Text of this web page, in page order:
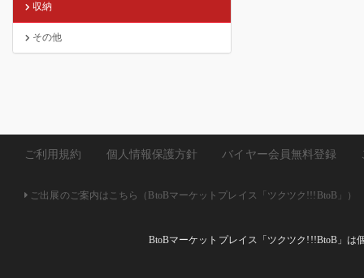
収納
その他
ご利用規約 個人情報保護方針 バイヤー会員無料登録
ご出展のご案内はこちら（BtoBマーケットプレイス「ツクツク!!!BtoB」）
BtoBマーケットプレイス「ツクツク!!!BtoB」は